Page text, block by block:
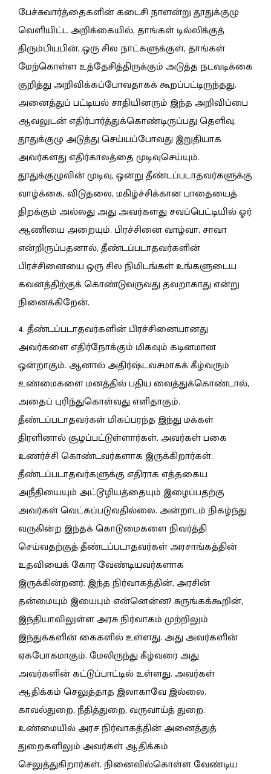
பேச்சுவார்த்தைகளின் கடைசி நாளன்று தூதுக்குழு
வெளியிட்ட அறிக்கையில், தாங்கள் டில்லிக்குத்
திரும்பியபின், ஒரு சில நாட்களுக்குள், தாங்கள்
மேற்கொள்ள உத்தேசித்திருக்கும் அடுத்த நடவடிக்கை
குறித்து அறிவிக்கப்போவதாகக் கூறப்பட்டிருந்தது.
அனைத்துப் பட்டியல் சாதியினரும் இந்த அறிவிப்பை
ஆவலுடன் எதிர்பார்த்துக்கொண்டிருப்பது தெளிவு.
தூதுக்குழு அடுத்து செய்யப்போவது இறுதியாக
அவர்களது எதிர்காலத்தை முடிவுசெய்யும்.
தூதுக்குழுவின் முடிவு, ஒன்று தீண்டப்படாதவர்களுக்கு
வாழ்க்கை, விடுதலை, மகிழ்ச்சிக்கான பாதையைத்
திறக்கும் அல்லது அது அவர்களது சவப்பெட்டியில் ஓர்
ஆணியை அறையும். பிரச்சினை வாழ்வா, சாவா
என்றிருப்பதனால், தீண்டப்படாதவர்களின்
பிரச்சினையை ஒரு சில நிமிடங்கள் உங்களுடைய
கவனத்திற்குக் கொண்டுவருவது தவறாகாது என்று
நினைக்கிறேன்.
4. தீண்டப்படாதவர்களின் பிரச்சினையானது
அவர்களை எதிர்நோக்கும் மிகவும் கடினமான
ஒன்றாகும். ஆனால் அதிர்ஷ்டவசமாகக் கீழ்வரும்
உண்மைகளை மனத்தில் பதிய வைத்துக்கொண்டால்,
அதைப் புரிந்துகொள்வது எளிதாகும்.
தீண்டப்படாதவர்கள் மிகப்பரந்த இந்து மக்கள்
திரளினால் சூழப்பட்டுள்ளார்கள். அவர்கள் பகை
உணர்ச்சி கொண்டவர்களாக இருக்கிறார்கள்.
தீண்டப்படாதவர்களுக்கு எதிராக எத்தகைய
அநீதியையும் அட்டூழியத்தையும் இழைப்பதற்கு
அவர்கள் வெட்கப்படுவதில்லை. அன்றாடம் நிகழ்ந்து
வருகின்ற இந்தக் கொடுமைகளை நிவர்த்தி
செய்வதற்குத் தீண்டப்படாதவர்கள் அரசாங்கத்தின்
உதவியைக் கோர வேண்டியவர்களாக
இருக்கின்றனர். இந்த நிர்வாகத்தின், அரசின்
தன்மையும் இயைபும் என்னென்ன? சுருங்கக்கூறின்,
இந்தியாவிலுள்ள அரசு நிர்வாகம் முற்றிலும்
இந்துக்களின் கைகளில் உள்ளது. அது அவர்களின்
ஏகபோகமாகும். மேலிருந்து கீழ்வரை அது
அவர்களின் கட்டுப்பாட்டில் உள்ளது. அவர்கள்
ஆதிக்கம் செலுத்தாத இலாகாவே இல்லை.
காவல்துறை, நீதித்துறை, வருவாய்த் துறை.
உண்மையில் அரச நிர்வாகத்தின் அனைத்துத்
துறைகளிலும் அவர்கள் ஆதிக்கம்
செலுத்துகிறார்கள். நினைவில்கொள்ள வேண்டிய